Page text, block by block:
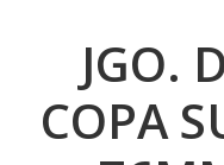
JGO.
COPA